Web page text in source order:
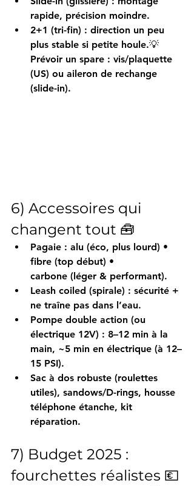
rapide, précision moindre.
2+1 (tri-fin) : direction un peu
plus stable si petite houle.💡
Prévoir un spare : vis/plaquette
(US) ou aileron de rechange
(slide-in).
6) Accessoires qui
changent tout 🧰
Pagaie : alu (éco, plus lourd) •
fibre (top début) •
carbone (léger & performant).
Leash coiled (spirale) : sécurité +
ne traîne pas dans l’eau.
Pompe double action (ou
électrique 12V) : 8–12 min à la
main, ~5 min en électrique (à 12–
15 PSI).
Sac à dos robuste (roulettes
utiles), sandows/D-rings, housse
téléphone étanche, kit
réparation.
7) Budget 2025 :
fourchettes réalistes 💶